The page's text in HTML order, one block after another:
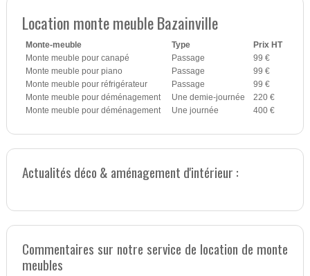
Location monte meuble Bazainville
Monte-meuble Type
Prix HT
Monte meuble pour canapé
Passage
99 €
Monte meuble pour piano
Passage
99 €
Monte meuble pour réfrigérateur
Passage
99 €
Monte meuble pour déménagement
Une demie-journée
220 €
Monte meuble pour déménagement
Une journée 400 €
Actualités déco & aménagement d'intérieur :
Commentaires sur notre service de location de monte
meubles